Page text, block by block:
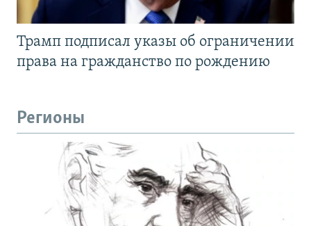
Трамп подписал указы об ограничении
права на гражданство по рождению
Регионы